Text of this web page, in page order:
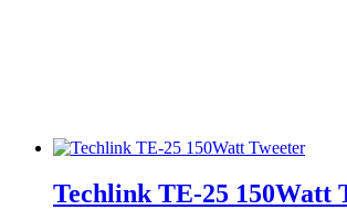
Techlink TE-25 150Watt